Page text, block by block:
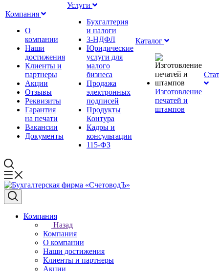
Компания
О
компании
Наши
достижения
Клиенты и
партнеры
Акции
Отзывы
Реквизиты
Гарантия
на печати
Вакансии
Документы
Услуги
Бухгалтерия
и налоги
3-НДФЛ
Юридические
услуги для
малого
бизнеса
Продажа
электронных
подписей
Продукты
Контура
Кадры и
консультации
115-ФЗ
Каталог
Изготовление
печатей и
штампов
Компания
Назад
Компания
О компании
Наши достижения
Клиенты и партнеры
Акции